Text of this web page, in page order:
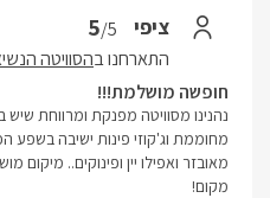
ציפי 5/5
התארחנו בהסוויטה
חופשה מושלמת!!!
נהנינו מסוויטה מפנקת ומרווחת
מחוממת וג'קוזי פינות ישיבה בשפע
מאובזר ואפילו יין ופינוקים..
מקום!